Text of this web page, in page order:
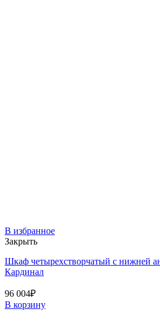
В избранное
Закрыть
Шкаф четырехстворчатый с нижней
Кардинал
96 004₽
В корзину